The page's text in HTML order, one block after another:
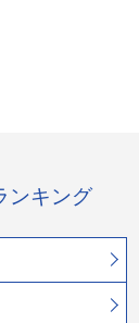
ンキング